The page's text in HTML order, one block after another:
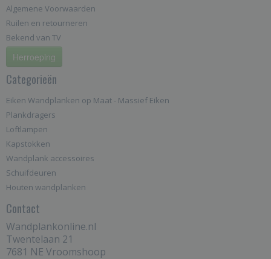
Algemene Voorwaarden
Ruilen en retourneren
Bekend van TV
Herroeping
Categorieën
Eiken Wandplanken op Maat - Massief Eiken
Plankdragers
Loftlampen
Kapstokken
Wandplank accessoires
Schuifdeuren
Houten wandplanken
Contact
Wandplankonline.nl
Twentelaan 21
7681 NE Vroomshoop